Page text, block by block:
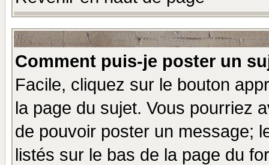
Comment puis-je poster un
Facile, cliquez sur le bouton
la page du sujet. Vous pourriez
de pouvoir poster un message;
listés sur le bas de la page du